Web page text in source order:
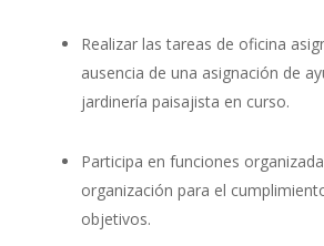
Realizar las tareas de oficina
ausencia de una asignación de
jardinería paisajista en curso.
Participa en funciones
organización para el
objetivos.